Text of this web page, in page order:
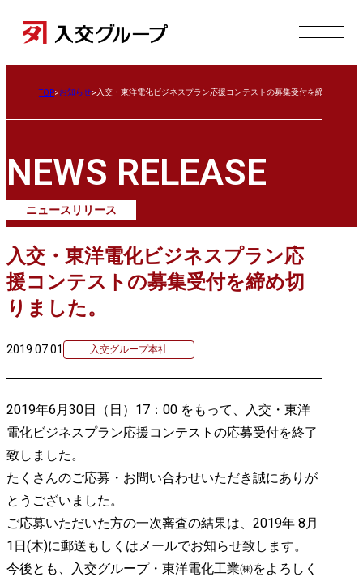
TOP お知らせ 入交・東洋電化ビジネスプラン応援コンテストの募集受付を締め切りま
NEWS RELEASE
ニュースリリース
入交・東洋電化ビジネスプラン応
援コンテストの募集受付を締め切
りました。
2019.07.01 入交グループ本社
2019年6月30日（日）17：00 をもって、入交・東洋
電化ビジネスプラン応援コンテストの応募受付を終了
致しました。
たくさんのご応募・お問い合わせいただき誠にありが
とうございました。
ご応募いただいた方の一次審査の結果は、2019年 8月
1日(木)に郵送もしくはメールでお知らせ致します。
今後とも、入交グループ・東洋電化工業㈱をよろしく